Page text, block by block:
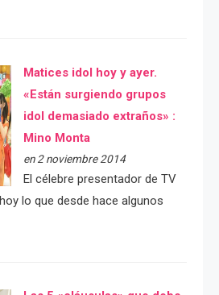
Matices idol hoy y ayer.
«Están surgiendo grupos
idol demasiado extraños» :
Mino Monta
en 2 noviembre 2014
El célebre presentador de TV
lo que desde hace algunos